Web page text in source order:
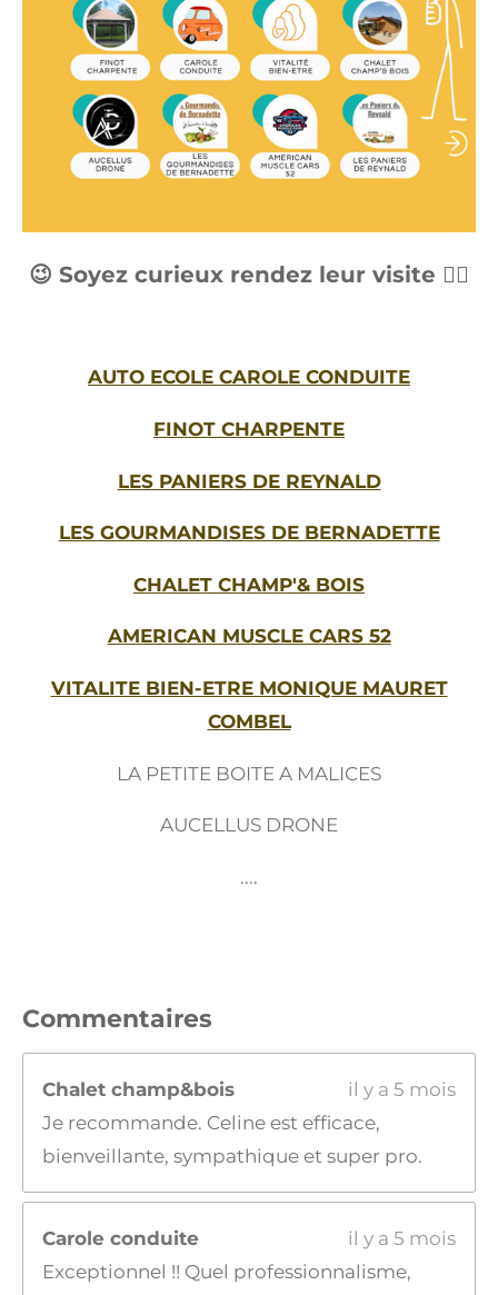
😉 Soyez curieux rendez leur visite 👇🏼
AUTO ECOLE CAROLE CONDUITE
FINOT CHARPENTE
LES PANIERS DE REYNALD
LES GOURMANDISES DE BERNADETTE
CHALET CHAMP'& BOIS
AMERICAN MUSCLE CARS 52
VITALITE BIEN-ETRE MONIQUE MAURET
COMBEL
LA PETITE BOITE A MALICES
AUCELLUS DRONE
....
Commentaires
Chalet champ&bois
il y a 5 mois
Je recommande. Celine est efficace,
bienveillante, sympathique et super pro.
Carole conduite
il y a 5 mois
Exceptionnel !! Quel professionnalisme,